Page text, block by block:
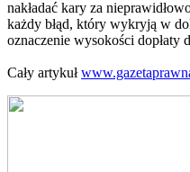
nakładać kary za
każdy błąd, który wykryją w
oznaczenie wysokości dopłaty
Cały artykuł